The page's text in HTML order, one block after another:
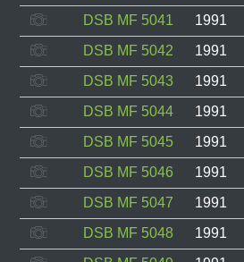
DSB MF 5041
1991
DSB MF 5042
1991
DSB MF 5043
1991
DSB MF 5044
1991
DSB MF 5045
1991
DSB MF 5046
1991
DSB MF 5047
1991
DSB MF 5048
1991